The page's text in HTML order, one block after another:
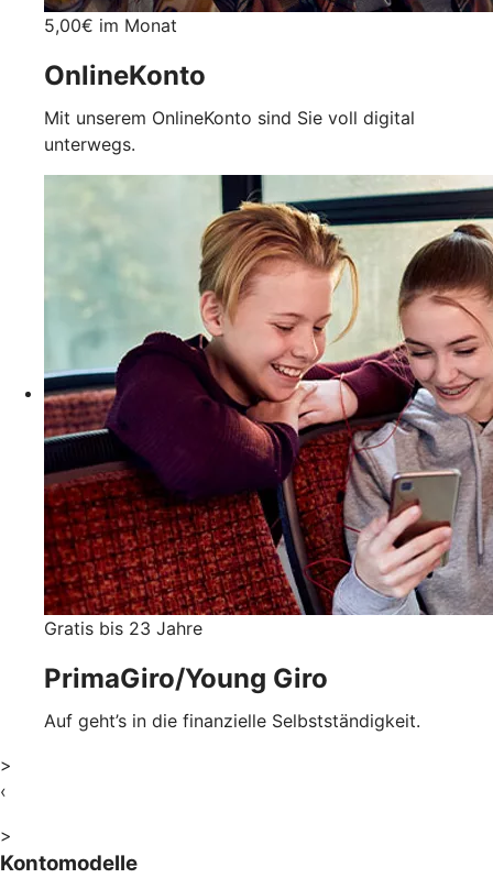
5,00€ im Monat
OnlineKonto
Mit unserem OnlineKonto sind Sie voll digital
unterwegs.
Gratis bis 23 Jahre
PrimaGiro/Young Giro
Auf geht’s in die finanzielle Selbstständigkeit.
>
‹
>
Kontomodelle